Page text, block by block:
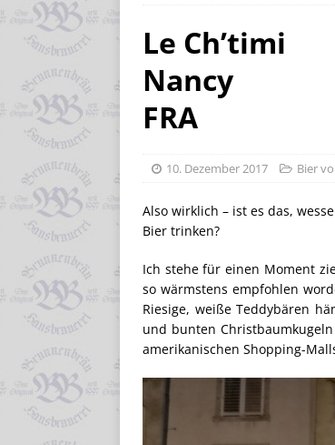
Le Ch’timi
Nancy
FRA
10. Dezember 2017 Bier
Also wirklich – ist es das,
Bier trinken?
Ich stehe für einen Moment
so wärmstens empfohlen
Riesige, weiße Teddybären
und bunten
amerikanischen Shopping-